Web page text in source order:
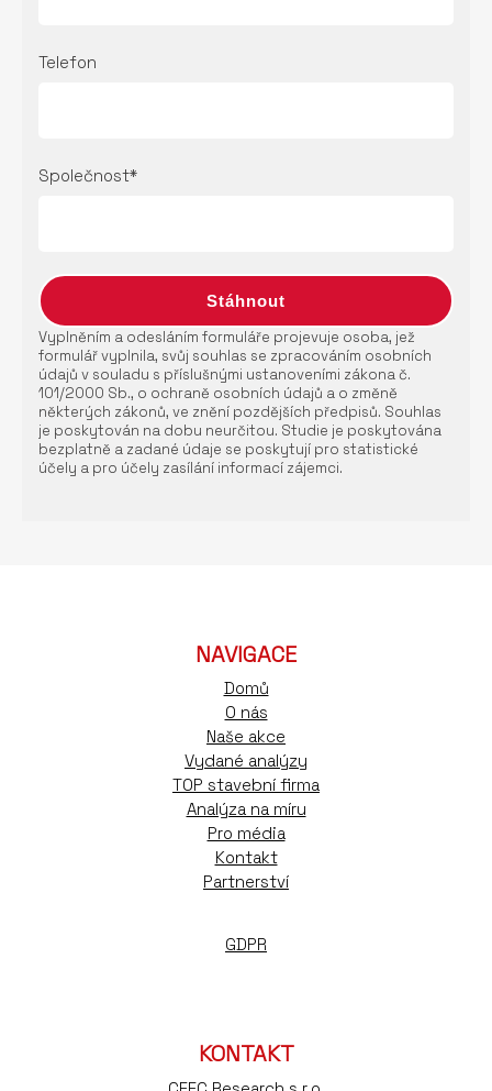
Telefon
Společnost*
Vyplněním a odesláním formuláře projevuje osoba, jež
formulář vyplnila, svůj souhlas se zpracováním osobních
údajů v souladu s příslušnými ustanoveními zákona č.
101/2000 Sb., o ochraně osobních údajů a o změně
některých zákonů, ve znění pozdějších předpisů. Souhlas
je poskytován na dobu neurčitou. Studie je poskytována
bezplatně a zadané údaje se poskytují pro statistické
účely a pro účely zasílání informací zájemci.
NAVIGACE
Domů
O nás
Naše akce
Vydané analýzy
TOP stavební firma
Analýza na míru
Pro média
Kontakt
Partnerství
GDPR
KONTAKT